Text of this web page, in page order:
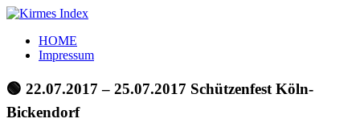
Zum
springen
Kirmes
Index
Tourpläne
der
letzten
Jahre
HOME
Impressum
🟢 22.07.2017 – 25.07.2017 Schützenfest Köln-
Bickendorf